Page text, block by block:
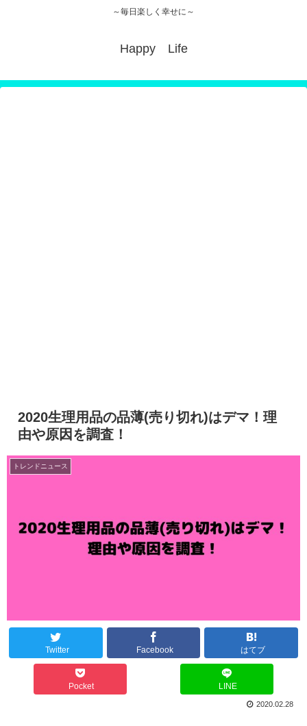
～毎日楽しく幸せに～
Happy Life
2020生理用品の品薄(売り切れ)はデマ！理
由や原因を調査！
トレンドニュース
Twitter Facebook はてブ
Pocket LINE
2020.02.28